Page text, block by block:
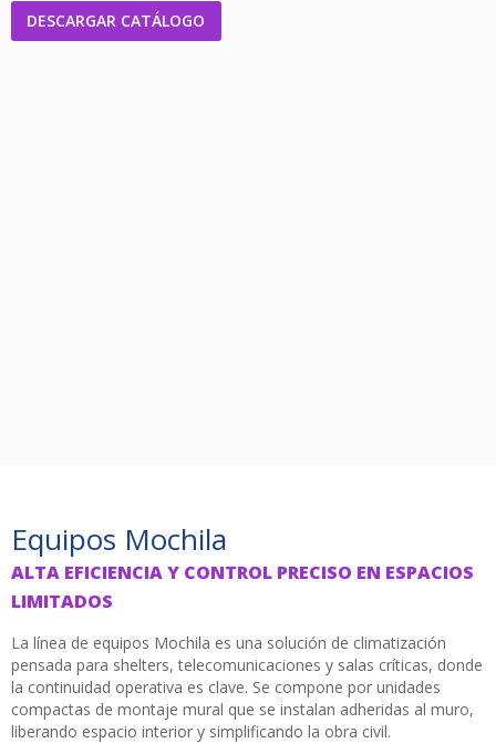
DESCARGAR CATÁLOGO
Equipos Mochila
ALTA EFICIENCIA Y CONTROL PRECISO EN ESPACIOS
LIMITADOS
La línea de equipos Mochila es una solución de climatización
pensada para shelters, telecomunicaciones y salas críticas, donde
la continuidad operativa es clave. Se compone por unidades
compactas de montaje mural que se instalan adheridas al muro,
liberando espacio interior y simplificando la obra civil.